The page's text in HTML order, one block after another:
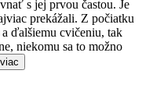
s jej prvou častou. Je
prekážali. Z počiatku
ďalšiemu cvičeniu, tak
niekomu sa to možno